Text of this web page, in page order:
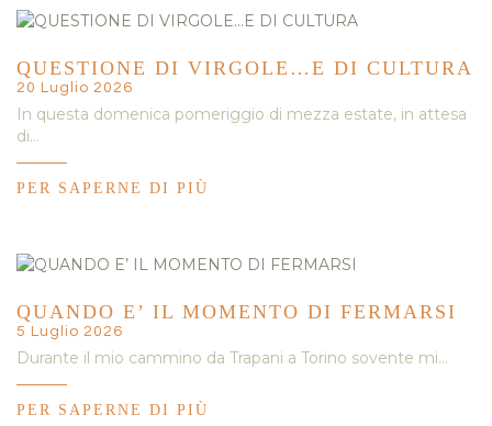
QUESTIONE DI VIRGOLE…E DI CULTURA
20 Luglio 2026
In questa domenica pomeriggio di mezza estate, in attesa
di…
PER SAPERNE DI PIÙ
QUANDO E’ IL MOMENTO DI FERMARSI
5 Luglio 2026
Durante il mio cammino da Trapani a Torino sovente mi…
PER SAPERNE DI PIÙ